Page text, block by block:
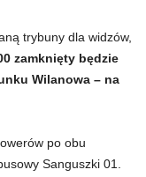
trybuny dla widzów,
zamknięty będzie
Wilanowa – na
po obu
Sanguszki 01.